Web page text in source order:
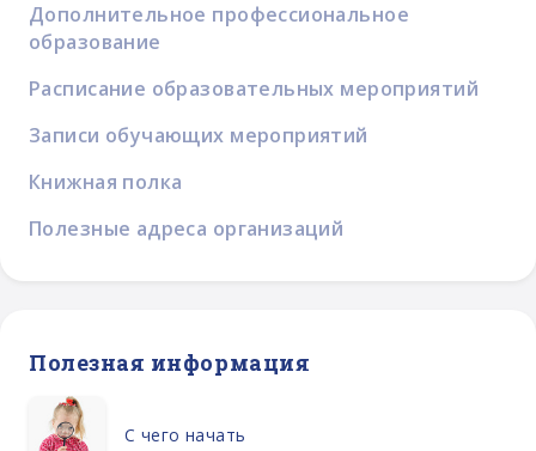
Дополнительное профессиональное
образование
Расписание образовательных мероприятий
Записи обучающих мероприятий
Книжная полка
Полезные адреса организаций
Полезная информация
С чего начать